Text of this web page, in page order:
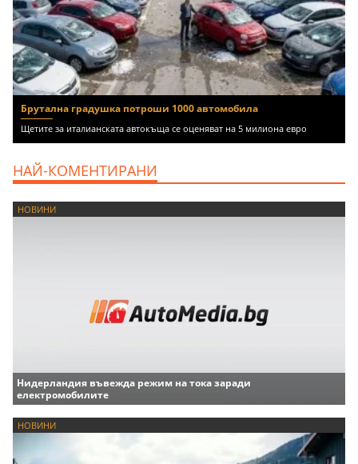
Брутална градушка потроши 1000 автомобила
Щетите за италианската автокъща се оценяват на 5 милиона евро
НАЙ-КОМЕНТИРАНИ
НОВИНИ
Нидерландия въвежда режим на тока заради
електромобилите
НОВИНИ